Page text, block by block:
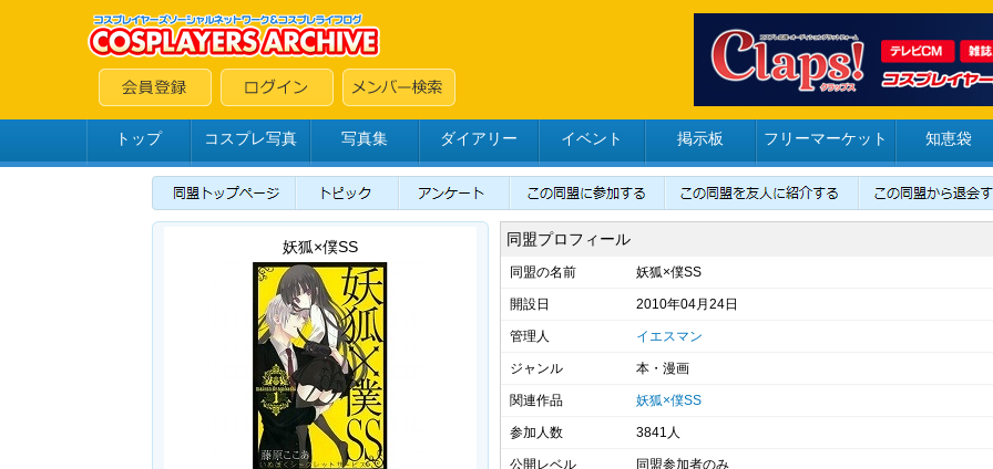
トップ コスプレ写真 写真集 ダイアリー イベント 掲示板 フリーマーケット 知恵袋
妖狐×僕SS 同盟プロフィール
同盟の名前 妖狐×僕SS
開設日 2010年04月24日
管理人 イエスマン
ジャンル 本・漫画
関連作品 妖狐×僕SS
参加人数 3841人
公開レベル 同盟参加者のみ